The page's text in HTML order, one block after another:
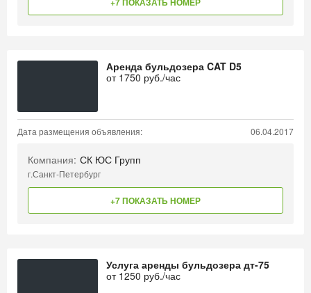
Аренда бульдозера CAT D5
от 1750 руб./час
Дата размещения объявления: 06.04.2017
Компания: СК ЮС Групп
г.Санкт-Петербург
+7 ПОКАЗАТЬ НОМЕР
Услуга аренды бульдозера дт-75
от 1250 руб./час